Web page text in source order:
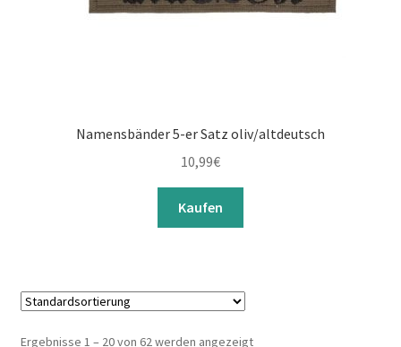
Namensbänder 5-er Satz oliv/altdeutsch
10,99€
Kaufen
Ergebnisse 1 – 20 von 62 werden angezeigt